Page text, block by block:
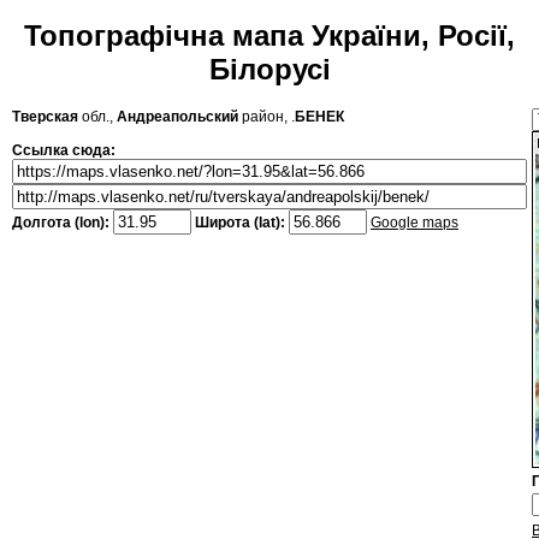
Топографічна мапа України, Росії,
Білорусі
Тверская обл., Андреапольский район, .БЕНЕК
Ссылка сюда:
Долгота (lon): Широта (lat): Google maps